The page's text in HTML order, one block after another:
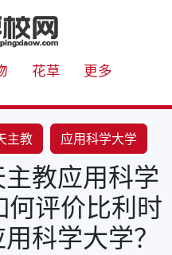
花草 更多
主教 应用科学大学
教应用科学
何评价比利时
科学大学？